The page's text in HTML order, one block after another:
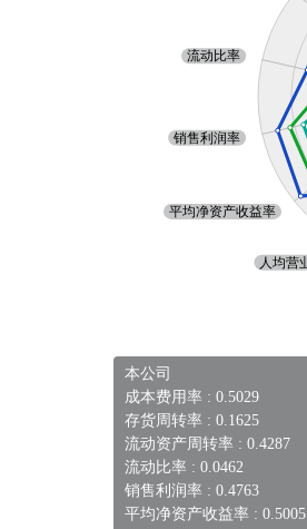
本公司
成本费用率 : 0.5029
存货周转率 : 0.1625
流动资产周转率 : 0.4287
流动比率 : 0.0462
销售利润率 : 0.4763
平均净资产收益率 : 0.5005